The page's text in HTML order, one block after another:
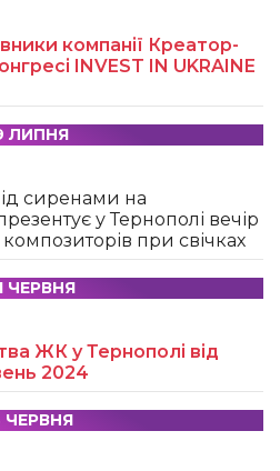
компанії Креатор-
INVEST IN UKRAINE
ЛИПНЯ
сиренами на
у Тернополі вечір
при свічках
ЧЕРВНЯ
ЖК у Тернополі від
2024
ЧЕРВНЯ